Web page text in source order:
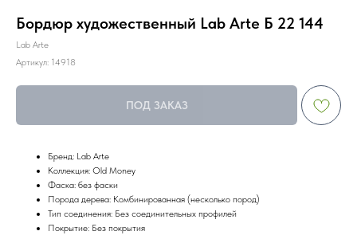
Бордюр художественный Lab Arte Б 22 144
Lab Arte
Артикул: 14918
ПОД ЗАКАЗ
Бренд: Lab Arte
Коллекция: Old Money
Фаска: без фаски
Порода дерева: Комбинированная (несколько пород)
Тип соединения: Без соединительных профилей
Покрытие: Без покрытия